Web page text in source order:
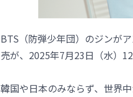
BTS（防弾少年団）のジンが
売が、2025年7月23日（水）
韓国や日本のみならず、世界